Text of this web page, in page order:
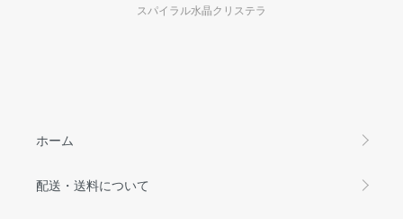
スパイラル水晶クリステラ
ホーム
配送・送料について